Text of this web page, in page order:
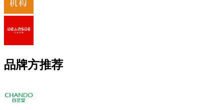
品牌方推荐